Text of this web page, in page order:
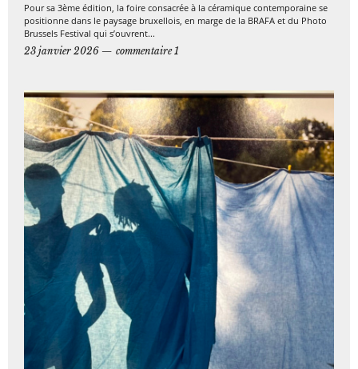
Pour sa 3ème édition, la foire consacrée à la céramique contemporaine se
positionne dans le paysage bruxellois, en marge de la BRAFA et du Photo
Brussels Festival qui s’ouvrent...
23 janvier 2026
commentaire 1